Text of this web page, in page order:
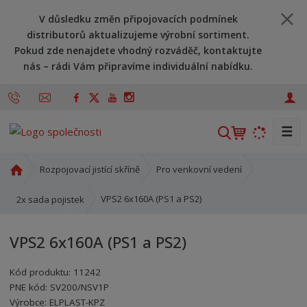
V důsledku změn připojovacích podmínek
distributorů aktualizujeme výrobní sortiment.
Pokud zde nenajdete vhodný rozváděč, kontaktujte
nás – rádi Vám připravíme individuální nabídku.
V
h
☰
o
í
t
r
a
Rozpojovací jistící skříně Pro venkovní vedení
2x sada pojistek VPS2 6x160A (PS1 a PS2)
VPS2 6x160A (PS1 a PS2)
Kód produktu: 11242
PNE kód: SV200/NSV1P
Kód výrobce: 8595208600258
Kód dodavatele:8595208600258
Výrobce: ELPLAST-KPZ